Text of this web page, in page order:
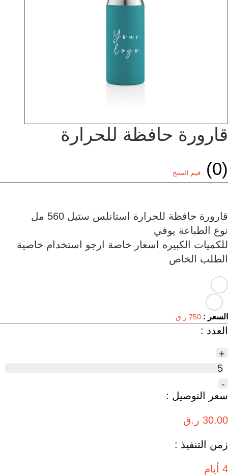
قارورة حافظة للحرارة
(0) قيم المنتج
للكميات الكبيره اسعار خاصة ارجو استخدام خاصية
الطلب الخاص
السعر : 750 ر.ق
العدد :
+
5
-
سعر التوصيل :
30.00 ر.ق
زمن التنفيذ :
4 أيام